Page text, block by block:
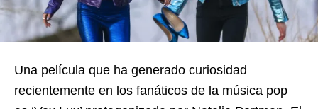
Una película que ha generado curiosidad
recientemente en los fanáticos de la música pop